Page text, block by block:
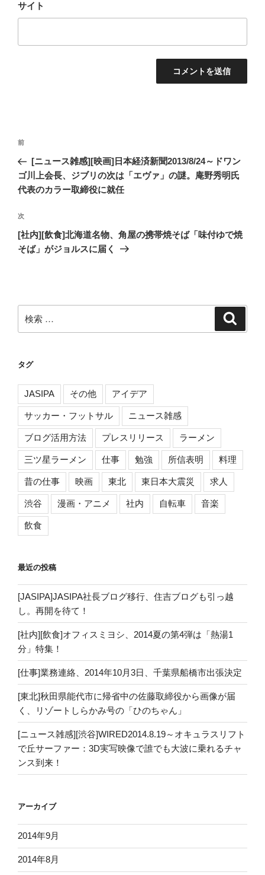
サイト
投
ナ
ビ
ー
シ
ョ
過
去
の
投
前
[ニュース雑感][映画]日本経済新聞2013/8/24～ドワン
ゴ川上会長、ジブリの次は「エヴァ」の謎。庵野秀明氏
代表のカラー取締役に就任
次
の
投
次
[社内][飲食]北海道名物、角屋の携帯焼そば「味付ゆで焼
そば」がジョルスに届く
索:
タグ
JASIPA その他 アイデア
サッカー・フットサル ニュース雑感
ブログ活用方法 プレスリリース ラーメン
三ツ星ラーメン 仕事 勉強 所信表明 料理
昔の仕事 映画 東北 東日本大震災 求人
渋谷 漫画・アニメ 社内 自転車 音楽
飲食
最近の投稿
[JASIPA]JASIPA社長ブログ移行、住吉ブログも引っ越
し。再開を待て！
[社内][飲食]オフィスミヨシ、2014夏の第4弾は「熱湯1
分」特集！
[仕事]業務連絡、2014年10月3日、千葉県船橋市出張決定
[東北]秋田県能代市に帰省中の佐藤取締役から画像が届
く、リゾートしらかみ号の「ひのちゃん」
[ニュース雑感][渋谷]WIRED2014.8.19～オキュラスリフト
で丘サーファー：3D実写映像で誰でも大波に乗れるチャ
ンス到来！
アーカイブ
2014年9月
2014年8月